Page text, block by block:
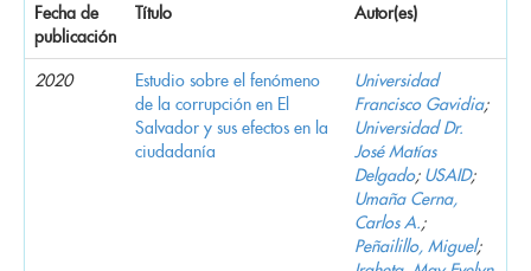
Fecha de
publicación
Título Autor(es)
2020
Estudio sobre el fenómeno
de la corrupción en El
Salvador y sus efectos en la
ciudadanía
Universidad
Francisco Gavidia;
Universidad Dr.
José Matías
Delgado; USAID;
Umaña Cerna,
Carlos A.;
Peñailillo, Miguel;